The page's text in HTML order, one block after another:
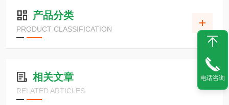
产品分类
PRODUCT CLASSIFICATION
相关文章
RELATED ARTICLES
电话咨询